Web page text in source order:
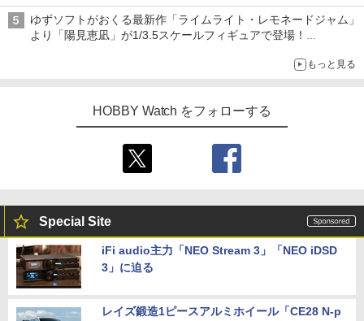
ゆずソフトがおくる最新作「ライムライト・レモネードジャム」
より「陽見恵凪」が1/3.5スケールフィギュアで登場！
もっと見る
HOBBY Watch をフォローする
Special Site
iFi audio主力「NEO Stream 3」「NEO iDSD
3」に迫る
レイズ鍛造1ピースアルミホイール「CE28 N-p